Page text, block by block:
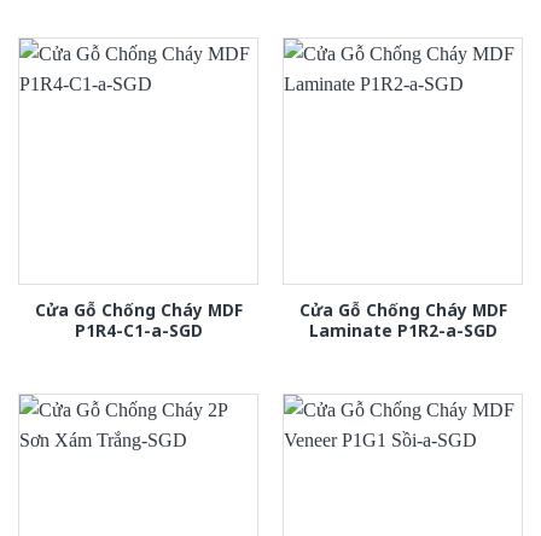
Cửa Gỗ Chống Cháy MDF
P1R4-C1-a-SGD
Cửa Gỗ Chống Cháy MDF
Laminate P1R2-a-SGD